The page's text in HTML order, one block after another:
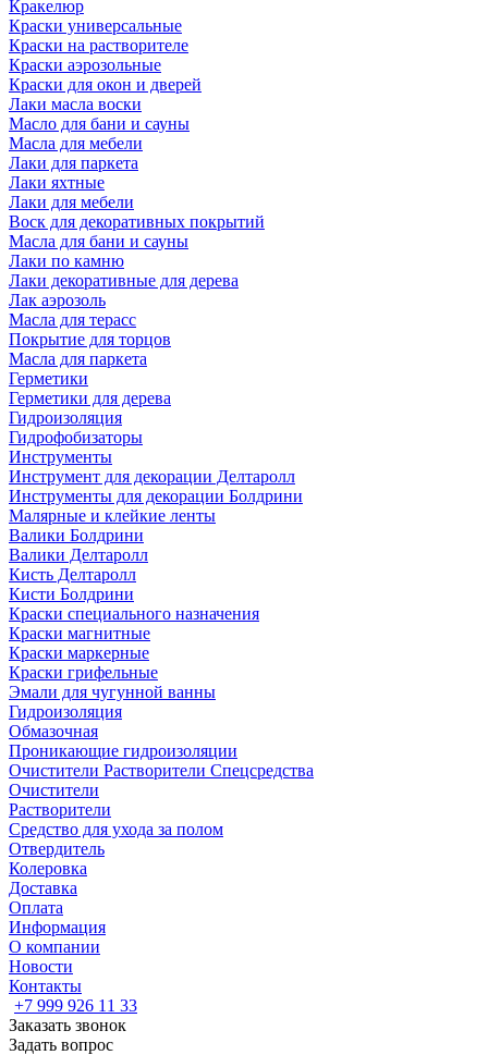
Кракелюр
Краски универсальные
Краски на растворителе
Краски аэрозольные
Краски для окон и дверей
Лаки масла воски
Масло для бани и сауны
Масла для мебели
Лаки для паркета
Лаки яхтные
Лаки для мебели
Воск для декоративных покрытий
Масла для бани и сауны
Лаки по камню
Лаки декоративные для дерева
Лак аэрозоль
Масла для терасс
Покрытие для торцов
Масла для паркета
Герметики
Герметики для дерева
Гидроизоляция
Гидрофобизаторы
Инструменты
Инструмент для декорации Делтаролл
Инструменты для декорации Болдрини
Малярные и клейкие ленты
Валики Болдрини
Валики Делтаролл
Кисть Делтаролл
Кисти Болдрини
Краски специального назначения
Краски магнитные
Краски маркерные
Краски грифельные
Эмали для чугунной ванны
Гидроизоляция
Обмазочная
Проникающие гидроизоляции
Очистители Растворители Спецсредства
Очистители
Растворители
Средство для ухода за полом
Отвердитель
Колеровка
Доставка
Оплата
Информация
О компании
Новости
Контакты
+7 999 926 11 33
Заказать звонок
Задать вопрос